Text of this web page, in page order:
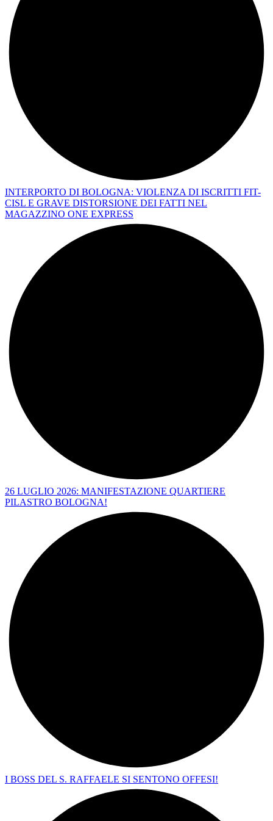
INTERPORTO DI BOLOGNA: VIOLENZA DI ISCRITTI FIT-
CISL E GRAVE DISTORSIONE DEI FATTI NEL
MAGAZZINO ONE EXPRESS
26 LUGLIO 2026: MANIFESTAZIONE QUARTIERE
PILASTRO BOLOGNA!
I BOSS DEL S. RAFFAELE SI SENTONO OFFESI!